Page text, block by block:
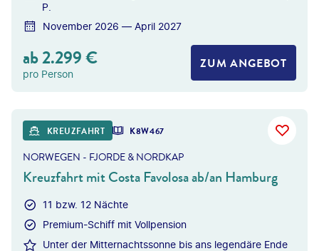
P.
November 2026 — April 2027
ab2.299€
pro Person
ZUM ANGEBOT
KREUZFAHRT K8W467
NORWEGEN - FJORDE & NORDKAP
Kreuzfahrt mit Costa Favolosa ab/an Hamburg
11 bzw. 12 Nächte
Premium-Schiff mit Vollpension
Unter der Mitternachtssonne bis ans legendäre Ende